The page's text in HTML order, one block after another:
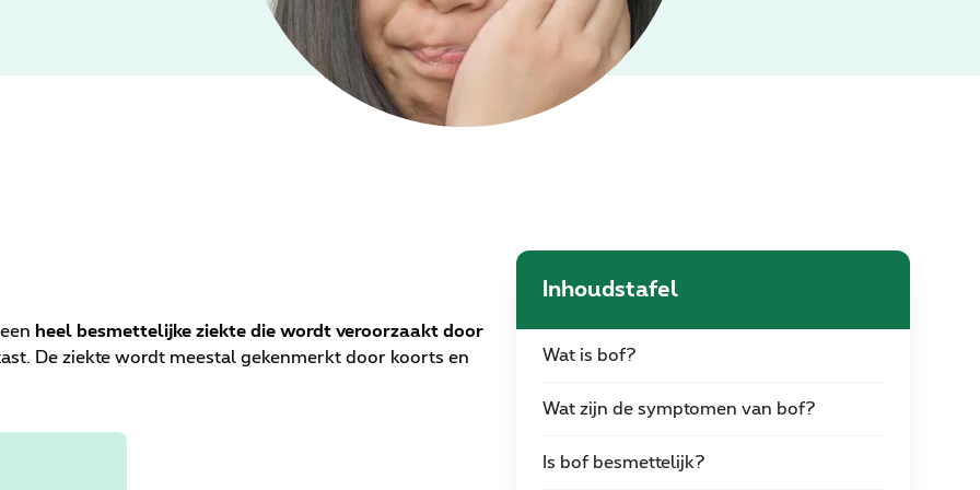
heel besmettelijke ziekte die wordt veroorzaakt door
De ziekte wordt meestal gekenmerkt door koorts en
Inhoudstafel
Wat is bof?
Wat zijn de symptomen van bof?
Is bof besmettelijk?